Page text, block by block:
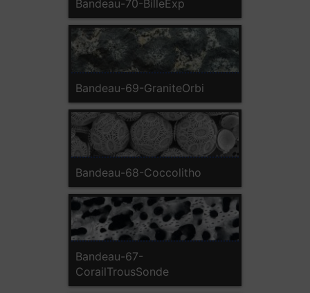
Bandeau-70-BilleExp
Bandeau-69-GraniteOrbi
Bandeau-68-Coccolitho
Bandeau-67-
CorailTrousSonde